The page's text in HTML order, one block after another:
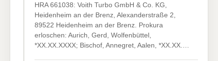
HRA 661038: Voith Turbo GmbH & Co. KG,
Heidenheim an der Brenz, Alexanderstraße 2,
89522 Heidenheim an der Brenz. Prokura
erloschen: Aurich, Gerd, Wolfenbüttel,
*XX.XX.XXXX; Bischof, Annegret, Aalen, *XX.XX.…